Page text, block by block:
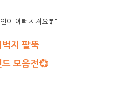
이 예뻐지져요❣"
지 팔뚝
모음전💞